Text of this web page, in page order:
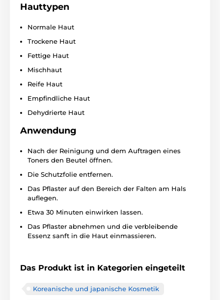
Hauttypen
Normale Haut
Trockene Haut
Fettige Haut
Mischhaut
Reife Haut
Empfindliche Haut
Dehydrierte Haut
Anwendung
Nach der Reinigung und dem Auftragen eines
Toners den Beutel öffnen.
Die Schutzfolie entfernen.
Das Pflaster auf den Bereich der Falten am Hals
auflegen.
Etwa 30 Minuten einwirken lassen.
Das Pflaster abnehmen und die verbleibende
Essenz sanft in die Haut einmassieren.
Das Produkt ist in Kategorien eingeteilt
Koreanische und japanische Kosmetik